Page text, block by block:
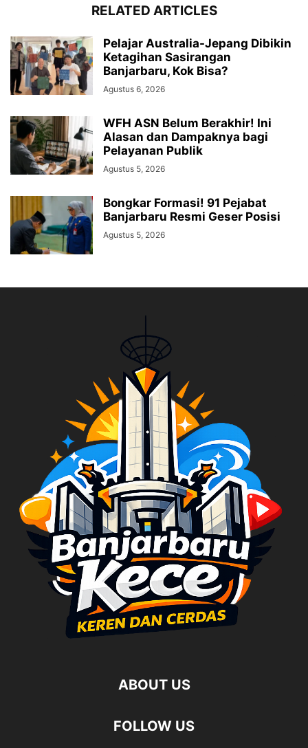
RELATED ARTICLES
Pelajar Australia-Jepang Dibikin
Ketagihan Sasirangan
Banjarbaru, Kok Bisa?
Agustus 6, 2026
WFH ASN Belum Berakhir! Ini
Alasan dan Dampaknya bagi
Pelayanan Publik
Agustus 5, 2026
Bongkar Formasi! 91 Pejabat
Banjarbaru Resmi Geser Posisi
Agustus 5, 2026
ABOUT US
FOLLOW US